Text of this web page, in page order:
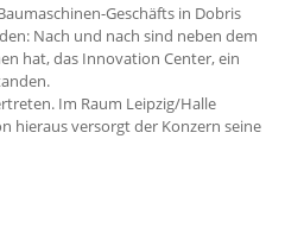
Geschäfts in Dobris
Nach und nach sind neben dem
hat, das Innovation Center, ein
Im Raum Leipzig/Halle
hieraus versorgt der Konzern seine